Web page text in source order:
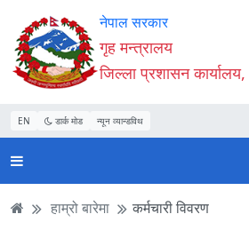
Accessibility
Mode
सुरु
गर्नुहोस्
सामाग्री
पढ्नुहाेस्
नेभिगेसन
पढ्नुहाेस्
वेबसाइट
खोजमा
जानुहोस्
नेपाल सरकार
गृह मन्त्रालय
जिल्ला प्रशासन कार्यालय,
EN डार्क मोड न्यून व्यान्डविथ
हाम्रो बारेमा कर्मचारी विवरण